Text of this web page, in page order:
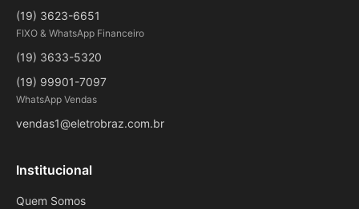
(19) 3623-6651
FIXO & WhatsApp Financeiro
(19) 3633-5320
(19) 99901-7097
WhatsApp Vendas
vendas1@eletrobraz.com.br
Institucional
Quem Somos